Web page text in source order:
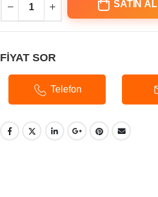
SATIN AL
FİYAT SOR
Telefon